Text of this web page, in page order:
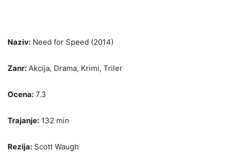
Naziv: Need for Speed (2014)
Zanr: Akcija, Drama, Krimi, Triler
Ocena: 7.3
Trajanje: 132 min
Rezija: Scott Waugh